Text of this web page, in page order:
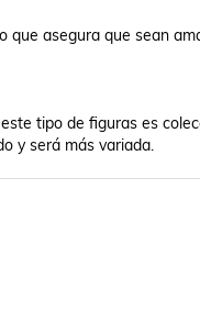
que asegura que sean
tipo de figuras es
conozcas más y más, tu colección irá creciendo y será más variada.